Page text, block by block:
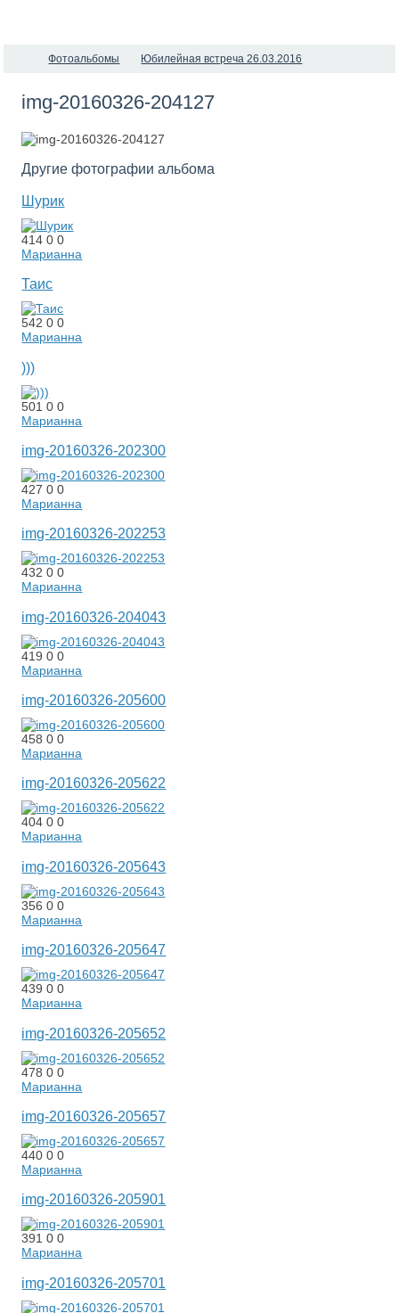
Фотоальбомы Юбилейная встреча 26.03.2016
img-20160326-204127
Другие фотографии альбома
Шурик
41400
Марианна
Таис
54200
Марианна
)))
50100
Марианна
img-20160326-202300
42700
Марианна
img-20160326-202253
43200
Марианна
img-20160326-204043
41900
Марианна
img-20160326-205600
45800
Марианна
img-20160326-205622
40400
Марианна
img-20160326-205643
35600
Марианна
img-20160326-205647
43900
Марианна
img-20160326-205652
47800
Марианна
img-20160326-205657
44000
Марианна
img-20160326-205901
39100
Марианна
img-20160326-205701